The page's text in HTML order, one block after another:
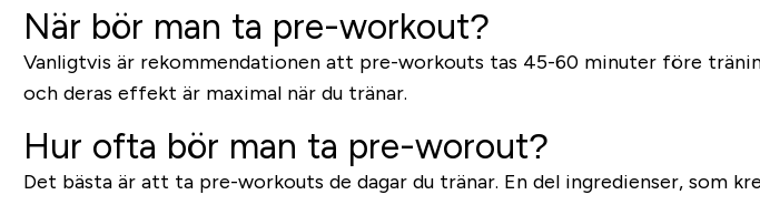
När bör man ta pre-workout?
Vanligtvis är rekommendationen att pre-workouts tas 45-60 minuter före
och deras effekt är maximal när du tränar.
Hur ofta bör man ta pre-worout?
Det bästa är att ta pre-workouts de dagar du tränar. En del ingredienser, som